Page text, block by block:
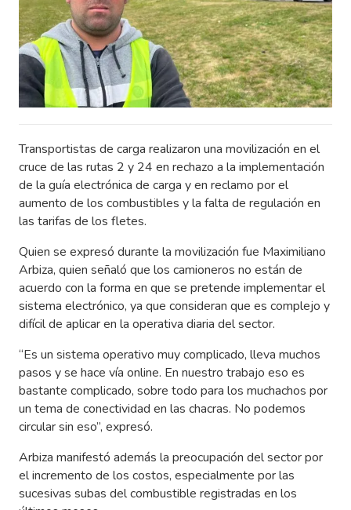
Transportistas de carga realizaron una movilización en el
cruce de las rutas 2 y 24 en rechazo a la implementación
de la guía electrónica de carga y en reclamo por el
aumento de los combustibles y la falta de regulación en
las tarifas de los fletes.
Quien se expresó durante la movilización fue Maximiliano
Arbiza, quien señaló que los camioneros no están de
acuerdo con la forma en que se pretende implementar el
sistema electrónico, ya que consideran que es complejo y
difícil de aplicar en la operativa diaria del sector.
“Es un sistema operativo muy complicado, lleva muchos
pasos y se hace vía online. En nuestro trabajo eso es
bastante complicado, sobre todo para los muchachos por
un tema de conectividad en las chacras. No podemos
circular sin eso”, expresó.
Arbiza manifestó además la preocupación del sector por
el incremento de los costos, especialmente por las
sucesivas subas del combustible registradas en los